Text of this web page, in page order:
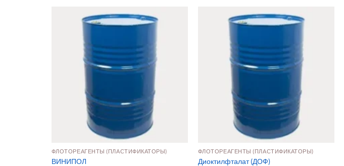
ФЛОТОРЕАГЕНТЫ (ПЛАСТИФИКАТОРЫ)
ВИНИПОЛ
ФЛОТОРЕАГЕНТЫ (ПЛАСТИФИКАТОРЫ)
Диоктилфталат (ДОФ)